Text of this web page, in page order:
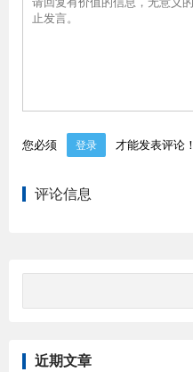
您必须 登录 才能发表评论！
评论信息
近期文章